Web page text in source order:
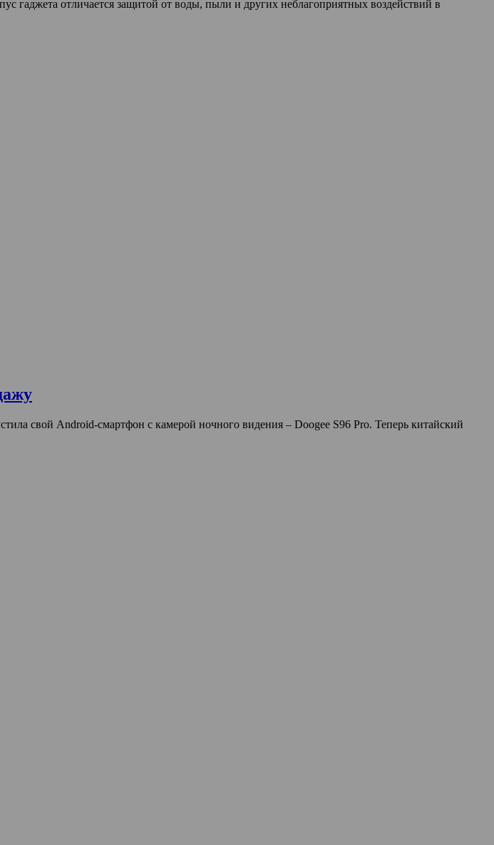
отличается защитой от воды, пыли и других неблагоприятных воздействий в
свой Android-смартфон с камерой ночного видения – Doogee S96 Pro. Теперь китайский